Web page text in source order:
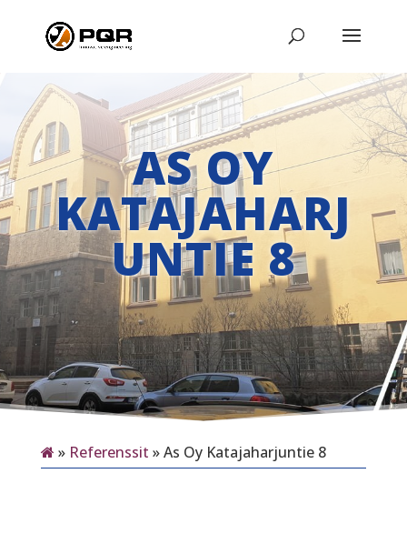
AS OY
KATAJAHARJ
UNTIE 8
» Referenssit »As Oy Katajaharjuntie 8